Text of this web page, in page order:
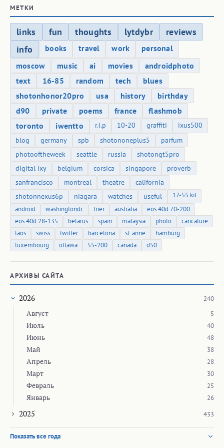
МЕТКИ
links fun thoughts lytdybr
reviews
info
books travel work
personal
moscow
music ai movies
androidphoto
text
16-85 random tech
blues
shotonhonor20pro
usa history
birthday
d90
private poems france
flashmob
toronto
iwentto r.i.p 10-20 graffiti
ixus500
blog
germany spb shotononeplus5
parfum
photooftheweek
seattle russia
shotongt5pro
digital ixy
belgium corsica singapore
proverb
sanfrancisco
montreal theatre
california
shotonnexus6p
niagara watches useful
17-55 kit
android
washingtondc trier australia
eos 40d 70-200
eos 40d 28-135
belarus spain malaysia photo
caricature
laos
swiss twitter barcelona st. anne
hamburg
luxembourg
ottawa 55-200 canada d50
АРХИВЫ САЙТА
2026 240
Август 5
Июль 40
Июнь 48
Май 38
Апрель 28
Март 30
Февраль 25
Январь 26
2025 433
Показать все года